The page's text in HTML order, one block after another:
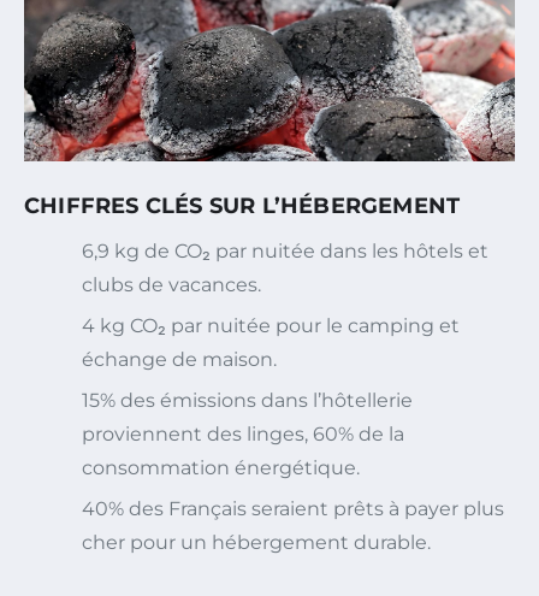
CHIFFRES CLÉS SUR L’HÉBERGEMENT
6,9 kg de CO₂ par nuitée dans les hôtels et
clubs de vacances.
4 kg CO₂ par nuitée pour le camping et
échange de maison.
15% des émissions dans l’hôtellerie
proviennent des linges, 60% de la
consommation énergétique.
40% des Français seraient prêts à payer plus
cher pour un hébergement durable.